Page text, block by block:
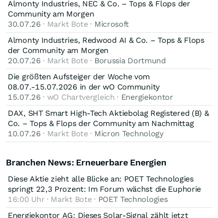
vergessen)
Die KI rechnet mit: ca. 301,5 Millionen Aktien.
Die Realität: Wenn Ballard die Übernahme von GeoPura
durchzieht, werden allein dafür 50,8 Millionen neue Aktien
gedruckt. Zudem gibt es bei Wachstumsfirmen jedes Jahr
Mitarbeiter-Aktienprogramme.
sondern eher 360 bis 380 Millionen Aktien.
Was das bedeutet: Selbst wenn die Marktkapitalisierung auf
4,8 Mrd. USD steigt, teilt sich dieser Kuchen durch deutlich
mehr Teller. Der Kurs pro Aktie im konservativen Szenario läge
dann nicht bei 16–20 USD, sondern eher bei 12,50 bis 13,30
USD.
2. Das KUV von 12 ist kein Maßstab für die Zukunft
Die KI sagt: "Aktuell wird Ballard mit einem KUV von ~12
Börsen-Realität: Ein Kurs-Umsatz-Verhältnis (KUV) von 12
winzige Umsätze hat oder ein extrem heißes Hype-Thema ist.
Sobald ein Unternehmen erwachsen wird und 1,2 Milliarden
Dollar Umsatz macht, sinkt das KUV dramatisch. Ein reifes
Industrie- oder Leasing-Unternehmen wird an der Börse selten
Almonty Industries, NEC & Co. – Tops & Flops der
Community am Morgen
30.07.26 · Markt Bote · Microsoft
Almonty Industries, Redwood AI & Co. – Tops & Flops
der Community am Morgen
20.07.26 · Markt Bote · Borussia Dortmund
Die größten Aufsteiger der Woche vom
08.07.-15.07.2026 in der wO Community
15.07.26 · wO Chartvergleich · Energiekontor
DAX, SHT Smart High-Tech Aktiebolag Registered (B) &
Co. – Tops & Flops der Community am Nachmittag
10.07.26 · Markt Bote · Micron Technology
Branchen News: Erneuerbare Energien
Diese Aktie zieht alle Blicke an: POET Technologies
springt 22,3 Prozent: Im Forum wächst die Euphorie
16:00 Uhr · Markt Bote · POET Technologies
Energiekontor AG: Dieses Solar-Signal zählt jetzt